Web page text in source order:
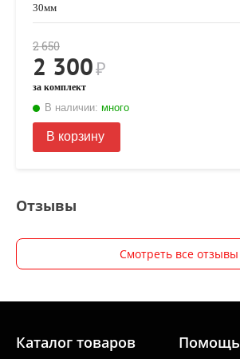
30мм
2 650
2 300₽
за комплект
В наличии: много
В корзину
Отзывы
Смотреть все отзывы
Каталог товаров Помощь